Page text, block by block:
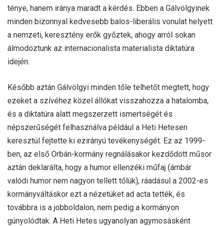
ténye, hanem iránya maradt a kérdés. Ebben a Gálvölgyinek
minden bizonnyal kedvesebb balos-liberális vonulat helyett
a nemzeti, keresztény erők győztek, ahogy arról sokan
álmodoztunk az internacionalista materialista diktatúra
idején.
Később aztán Gálvölgyi minden tőle telhetőt megtett, hogy
ezeket a szívéhez közel állókat visszahozza a hatalomba,
és a diktatúra alatt megszerzett ismertségét és
népszerűségét felhasználva például a Heti Hetesen
keresztül fejtette ki ezirányú tevékenységét. Ez az 1999-
ben, az első Orbán-kormány regnálásakor kezdődött műsor
aztán deklarálta, hogy a humor ellenzéki műfaj (ámbár
valódi humor nem nagyon tellett tőlük), ráadásul a 2002-es
kormányváltáskor ezt a nézetüket ad acta tették, és
továbbra is a jobboldalon, nem pedig a kormányon
gúnyolódtak. A Heti Hetes ugyanolyan agymosásként